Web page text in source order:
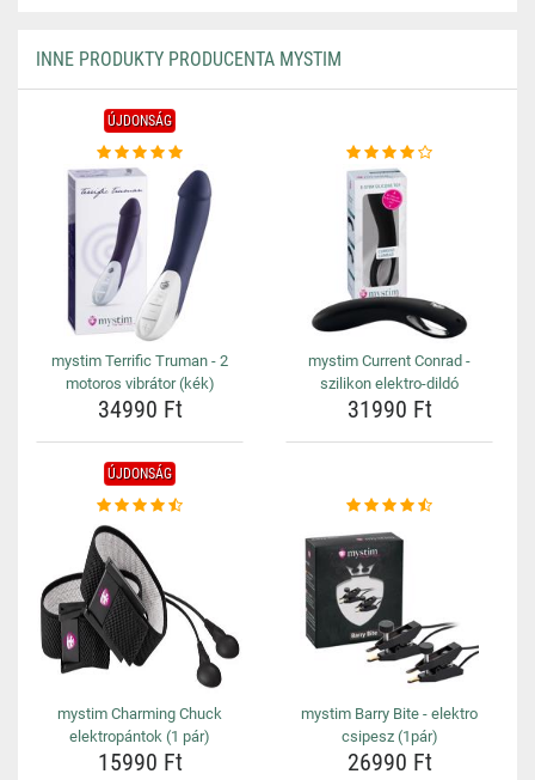
INNE PRODUKTY PRODUCENTA MYSTIM
ÚJDONSÁG
mystim Terrific Truman - 2
motoros vibrátor (kék)
34990 Ft
mystim Current Conrad -
szilikon elektro-dildó
31990 Ft
ÚJDONSÁG
mystim Charming Chuck
elektropántok (1 pár)
15990 Ft
mystim Barry Bite - elektro
csipesz (1pár)
26990 Ft